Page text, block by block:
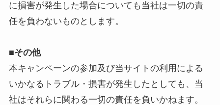
に損害が発生した場合についても当社は一切の責
任を負わないものとします。
■その他
本キャンペーンの参加及び当サイトの利用による
いかなるトラブル・損害が発生したとしても、当
社はそれらに関わる一切の責任を負いかねます。